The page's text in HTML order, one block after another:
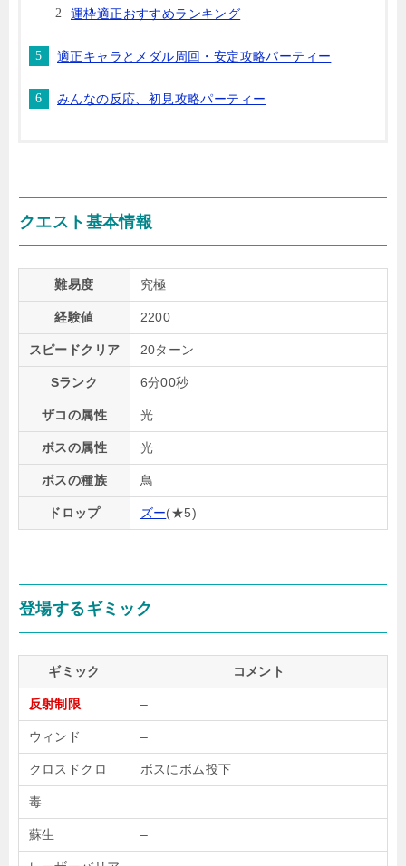
運枠適正おすすめランキング
適正キャラとメダル周回・安定攻略パーティー
みんなの反応、初見攻略パーティー
クエスト基本情報
難易度 究極
経験値 2200
スピードクリア 20ターン
Sランク 6分00秒
ザコの属性 光
ボスの属性 光
ボスの種族 鳥
ドロップ ズー(★5)
登場するギミック
ギミック コメント
反射制限 –
ウィンド –
クロスドクロ ボスにボム投下
毒 –
蘇生 –